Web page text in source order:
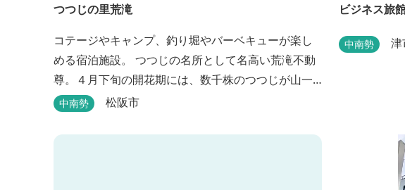
つつじの里荒滝
コテージやキャンプ、釣り堀やバーベキューが楽し
める宿泊施設。 つつじの名所として名高い荒滝不動
尊。４月下旬の開花期には、数千株のつつじが山一
面を赤く染め、辺りの山の新緑と見事なコントラス
ンフォメーションサイト ワクワク松阪 ...
中南勢 松阪市
ビジネス旅
中南勢 津